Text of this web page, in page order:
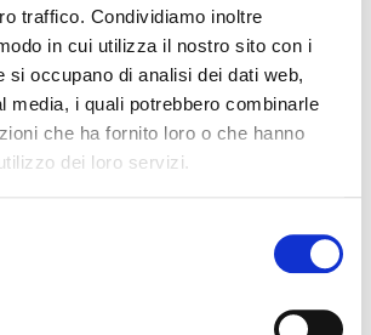
traffico. Condividiamo inoltre
in cui utilizza il nostro sito con i
si occupano di analisi dei dati web,
media, i quali potrebbero combinarle
che ha fornito loro o che hanno
dei loro servizi.